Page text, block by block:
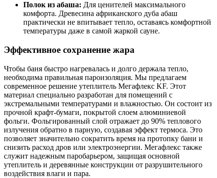
Полок из абаша: Для ценителей максимального
комфорта. Древесина африканского дуба абаш
практически не впитывает тепло, оставаясь комфортной
температуры даже в самой жаркой сауне.
Эффективное сохранение жара
Чтобы баня быстро нагревалась и долго держала тепло,
необходима правильная пароизоляция. Мы предлагаем
современное решение утеплитель Мегафлекс KF. Этот
материал специально разработан для помещений с
экстремальными температурами и влажностью. Он состоит из
прочной крафт-бумаги, покрытой слоем алюминиевой
фольги. Фольгированный слой отражает до 90% теплового
излучения обратно в парную, создавая эффект термоса. Это
позволяет значительно сократить время на протопку бани и
снизить расход дров или электроэнергии. Мегафлекс также
служит надежным паробарьером, защищая основной
утеплитель и деревянные конструкции от разрушительного
воздействия влаги и пара.